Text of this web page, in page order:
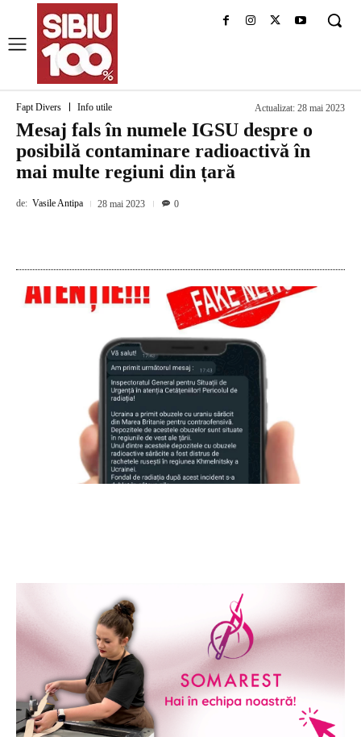
Fapt Divers Info utile Actualizat: 28 mai 2023
Mesaj fals în numele IGSU despre o
posibilă contaminare radioactivă în
mai multe regiuni din țară
de: Vasile Antipa 28 mai 2023 0